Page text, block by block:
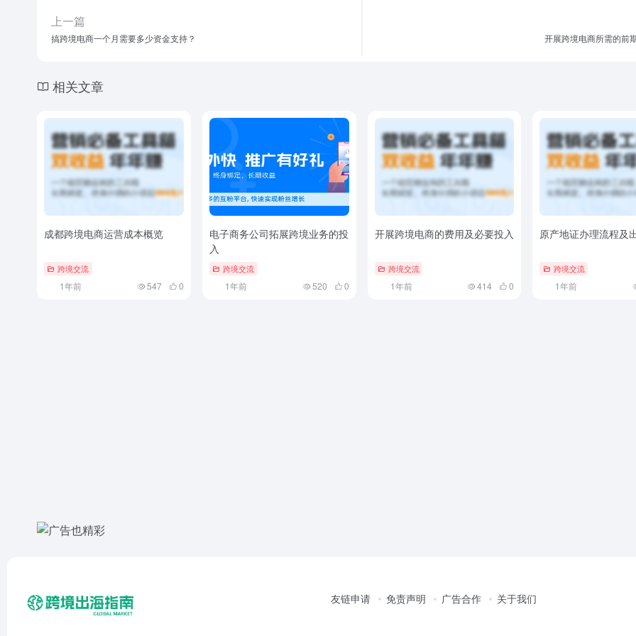
上一篇
搞跨境电商一个月需要多少资金支持？ 开展跨境电商所需的前
相关文章
成都跨境电商运营成本概览
跨境交流
1年前 547 0
电子商务公司拓展跨境业务的投
入
跨境交流
1年前 520 0
开展跨境电商的费用及必要投入
跨境交流
1年前 414 0
原产地证办理流程及
跨境交流
1年前
友链申请 免责声明 广告合作 关于我们